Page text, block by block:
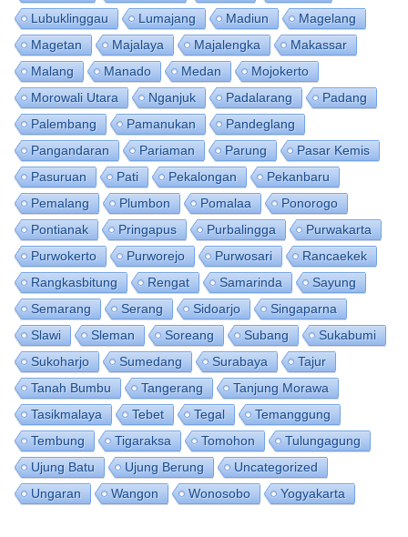
Lubuklinggau
Lumajang Madiun
Magelang
Magetan
Majalaya Majalengka
Makassar
Malang
Manado Medan
Mojokerto
Morowali Utara
Nganjuk Padalarang
Padang
Palembang
Pamanukan
Pandeglang
Pangandaran
Pariaman Parung
Pasar Kemis
Pasuruan
Pati Pekalongan
Pekanbaru
Pemalang
Plumbon Pomalaa
Ponorogo
Pontianak
Pringapus Purbalingga
Purwakarta
Purwokerto
Purworejo Purwosari
Rancaekek
Rangkasbitung
Rengat Samarinda
Sayung
Semarang
Serang Sidoarjo
Singaparna
Slawi
Sleman Soreang Subang
Sukabumi
Sukoharjo
Sumedang Surabaya
Tajur
Tanah Bumbu
Tangerang
Tanjung Morawa
Tasikmalaya
Tebet Tegal
Temanggung
Tembung
Tigaraksa Tomohon
Tulungagung
Ujung Batu
Ujung Berung
Uncategorized
Ungaran
Wangon Wonosobo Yogyakarta